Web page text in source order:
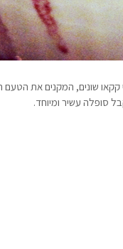
קקאו שונים, המקנים את
סופלה עשיר ומיוחד.